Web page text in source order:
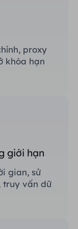
proxy
khóa hạn
giới hạn
gian, sử
truy vấn dữ